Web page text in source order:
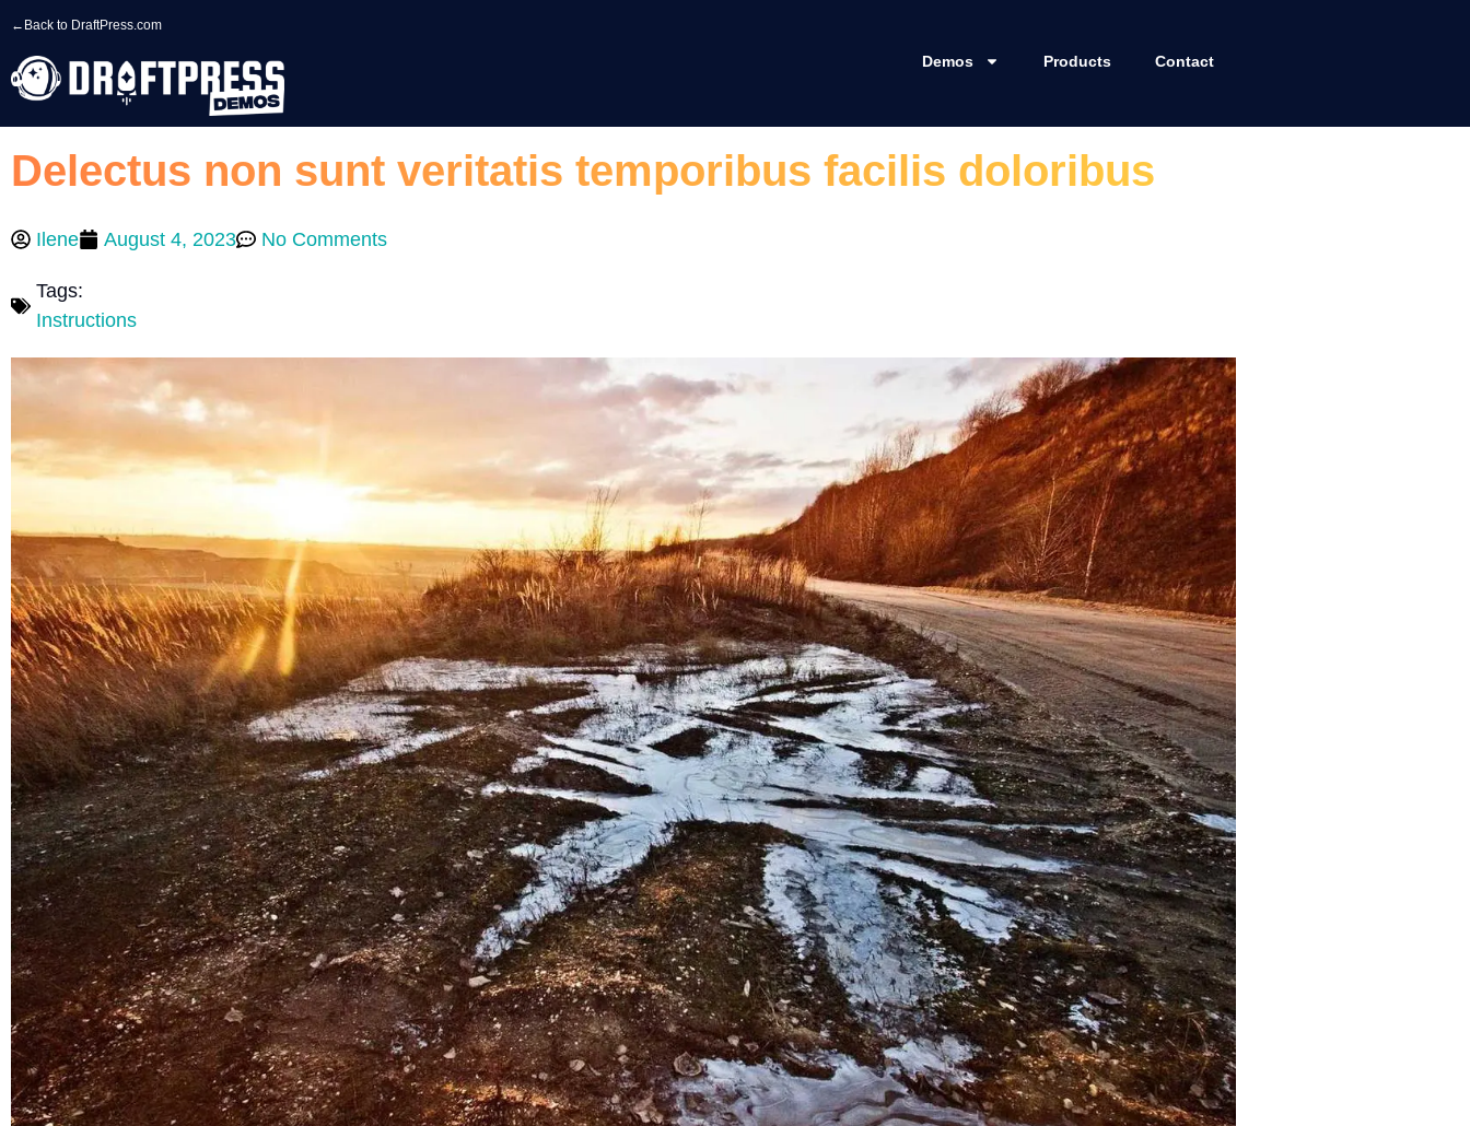
← Back to DraftPress.com
Demos Products Contact
Delectus non sunt veritatis temporibus facilis doloribus
Ilene August 4, 2023 No Comments
Tags:
Instructions